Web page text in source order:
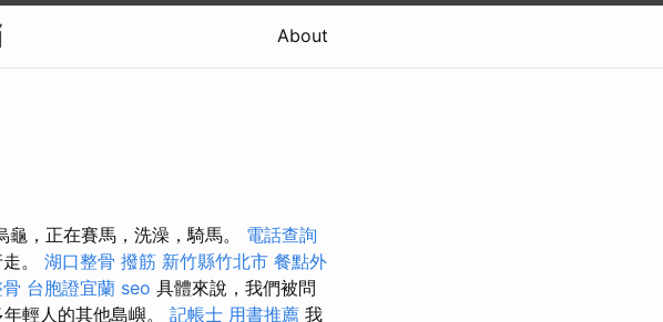
About
，正在賽馬，洗澡，騎馬。 電話查詢
。 湖口整骨 撥筋 新竹縣竹北市 餐點外
台胞證宜蘭 seo 具體來說，我們被問
輕人的其他島嶼。 記帳士 用書推薦 我